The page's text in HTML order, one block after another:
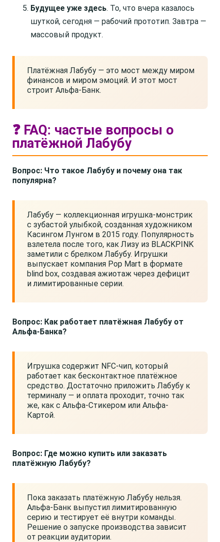
Будущее уже здесь. То, что вчера казалось
шуткой, сегодня — рабочий прототип. Завтра —
массовый продукт.
Платёжная Лабубу — это мост между миром
финансов и миром эмоций. И этот мост
строит Альфа-Банк.
❓ FAQ: частые вопросы о
платёжной Лабубу
Вопрос: Что такое Лабубу и почему она так
популярна?
Лабубу — коллекционная игрушка-монстрик
с зубастой улыбкой, созданная художником
Касингом Лунгом в 2015 году. Популярность
взлетела после того, как Лизу из BLACKPINK
заметили с брелком Лабубу. Игрушки
выпускает компания Pop Mart в формате
blind box, создавая ажиотаж через дефицит
и лимитированные серии.
Вопрос: Как работает платёжная Лабубу от
Альфа-Банка?
Игрушка содержит NFC-чип, который
работает как бесконтактное платёжное
средство. Достаточно приложить Лабубу к
терминалу — и оплата проходит, точно так
же, как с Альфа-Стикером или Альфа-
Картой.
Вопрос: Где можно купить или заказать
платёжную Лабубу?
Пока заказать платёжную Лабубу нельзя.
Альфа-Банк выпустил лимитированную
серию и тестирует её внутри команды.
Решение о запуске производства зависит
от реакции аудитории.